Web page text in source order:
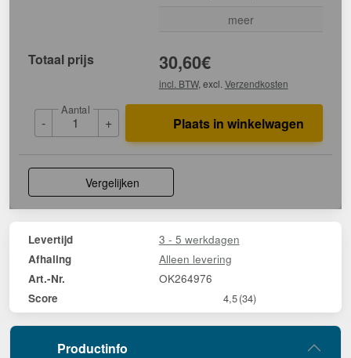
meer
Totaal prijs 30,60€
incl. BTW, excl. Verzendkosten
-
Aantal
+ Plaats in winkelwagen
Vergelijken
Levertijd 3 - 5 werkdagen
Afhaling Alleen levering
Art.-Nr. OK264976
Score 4,5(34)
Productinfo